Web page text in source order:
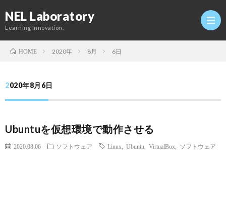
NEL Laboratory
Learning Innovation.
研
HOME 2020年 8月 6日
2020年8月6日
Ubuntuを仮想環境で動作させる
2020.08.06 ソフトウェア Linux Ubuntu VirtualBox ソフトウェア